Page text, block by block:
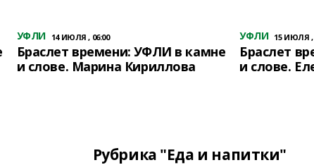
УФЛИ 14 ИЮЛЯ , 06:00
Браслет времени: УФЛИ в камне
и слове. Марина Кириллова
УФЛИ 15 ИЮЛЯ ,
Браслет
и слове.
Рубрика "Еда и напитки"